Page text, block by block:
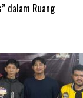
dalam Ruang